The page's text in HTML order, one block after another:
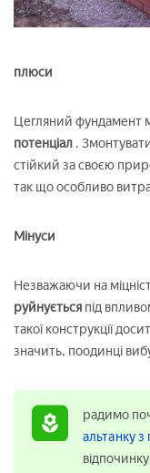
плюси
Цегляний фундамент
потенціал .
стійкий за своєю
так що особливо
Мінуси
Незважаючи на
руйнується під
такої конструкції
значить, поодинці
радимо
альтанку з